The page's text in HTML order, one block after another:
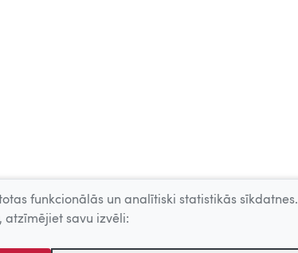
funkcionālās un analītiski statistikās sīkdatnes.
atzīmējiet savu izvēli: